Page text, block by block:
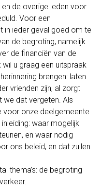
de overige leden voor
Voor een
in ieder geval goed om te
de begroting, namelijk
de financiën van de
u graag een uitspraak
brengen: laten
vrienden zijn, al zorgt
we dat vergeten. Als
voor onze deelgemeente.
waar mogelijk
en waar nodig
ons beleid, en dat zullen
thema’s: de begroting